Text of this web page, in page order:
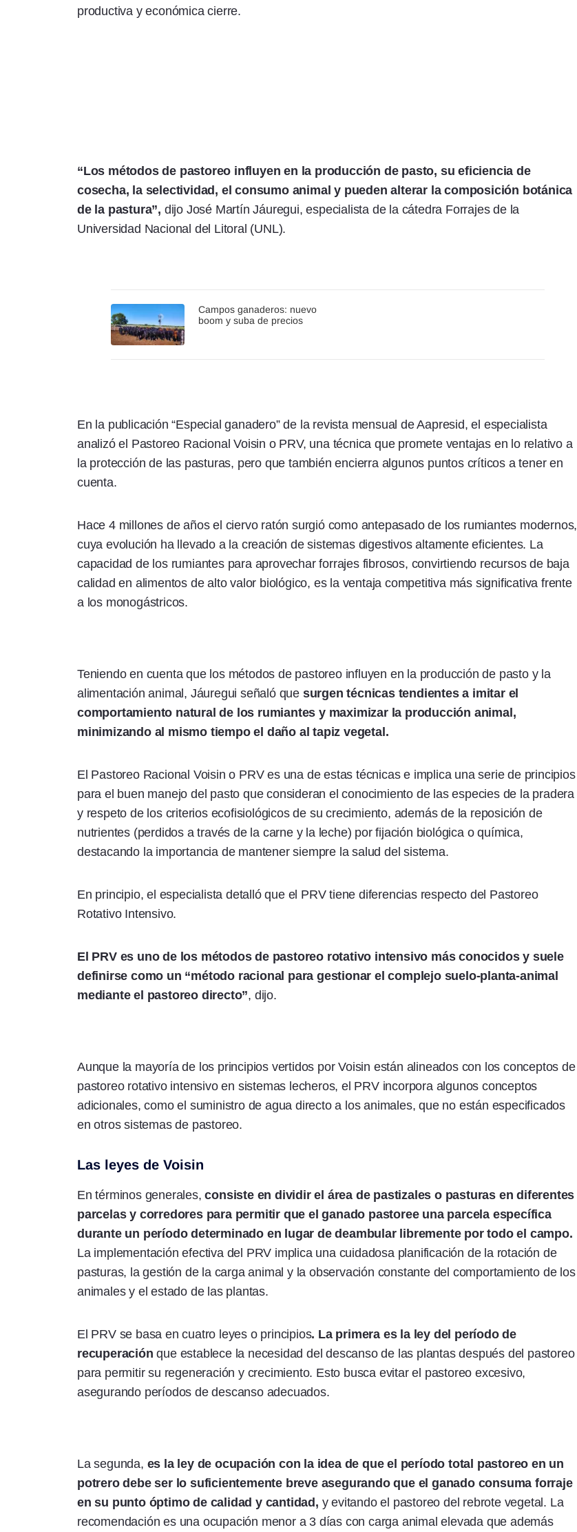
productiva y económica cierre.
“Los métodos de pastoreo influyen en la producción de pasto, su eficiencia de
cosecha, la selectividad, el consumo animal y pueden alterar la composición botánica
de la pastura”, dijo José Martín Jáuregui, especialista de la cátedra Forrajes de la
Universidad Nacional del Litoral (UNL).
Campos ganaderos: nuevo
boom y suba de precios
En la publicación “Especial ganadero” de la revista mensual de Aapresid, el especialista
analizó el Pastoreo Racional Voisin o PRV, una técnica que promete ventajas en lo relativo a
la protección de las pasturas, pero que también encierra algunos puntos críticos a tener en
cuenta.
Hace 4 millones de años el ciervo ratón surgió como antepasado de los rumiantes modernos,
cuya evolución ha llevado a la creación de sistemas digestivos altamente eficientes. La
capacidad de los rumiantes para aprovechar forrajes fibrosos, convirtiendo recursos de baja
calidad en alimentos de alto valor biológico, es la ventaja competitiva más significativa frente
a los monogástricos.
Teniendo en cuenta que los métodos de pastoreo influyen en la producción de pasto y la
alimentación animal, Jáuregui señaló que surgen técnicas tendientes a imitar el
comportamiento natural de los rumiantes y maximizar la producción animal,
minimizando al mismo tiempo el daño al tapiz vegetal.
El Pastoreo Racional Voisin o PRV es una de estas técnicas e implica una serie de principios
para el buen manejo del pasto que consideran el conocimiento de las especies de la pradera
y respeto de los criterios ecofisiológicos de su crecimiento, además de la reposición de
nutrientes (perdidos a través de la carne y la leche) por fijación biológica o química,
destacando la importancia de mantener siempre la salud del sistema.
En principio, el especialista detalló que el PRV tiene diferencias respecto del Pastoreo
Rotativo Intensivo.
El PRV es uno de los métodos de pastoreo rotativo intensivo más conocidos y suele
definirse como un “método racional para gestionar el complejo suelo-planta-animal
mediante el pastoreo directo”, dijo.
Aunque la mayoría de los principios vertidos por Voisin están alineados con los conceptos de
pastoreo rotativo intensivo en sistemas lecheros, el PRV incorpora algunos conceptos
adicionales, como el suministro de agua directo a los animales, que no están especificados
en otros sistemas de pastoreo.
Las leyes de Voisin
En términos generales,consiste en dividir el área de pastizales o pasturas en diferentes
parcelas y corredores para permitir que el ganado pastoree una parcela específica
durante un período determinado en lugar de deambular libremente por todo el campo.
La implementación efectiva del PRV implica una cuidadosa planificación de la rotación de
pasturas, la gestión de la carga animal y la observación constante del comportamiento de los
animales y el estado de las plantas.
El PRV se basa en cuatro leyes o principios. La primera es la ley del período de
recuperaciónque establece la necesidad del descanso de las plantas después del pastoreo
para permitir su regeneración y crecimiento. Esto busca evitar el pastoreo excesivo,
asegurando períodos de descanso adecuados.
La segunda, es la ley de ocupación con la idea de que el período total pastoreo en un
potrero debe ser lo suficientemente breve asegurando que el ganado consuma forraje
en su punto óptimo de calidad y cantidad, y evitando el pastoreo del rebrote vegetal. La
recomendación es una ocupación menor a 3 días con carga animal elevada que además